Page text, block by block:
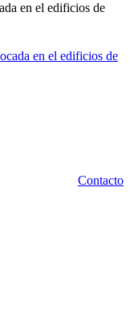
en el edificios de
Contacto